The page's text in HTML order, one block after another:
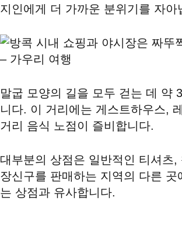
지인에게 더 가까운 분위기를 자아
말굽 모양의 길을 모두 걷는 데 약
니다. 이 거리에는 게스트하우스,
거리 음식 노점이 즐비합니다.
대부분의 상점은 일반적인 티셔츠,
장신구를 판매하는 지역의 다른 곳
는 상점과 유사합니다.